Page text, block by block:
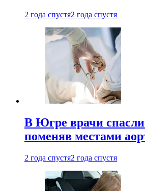
2 года спустя2 года спустя
В Югре врачи
поменяв местами
2 года спустя2 года спустя